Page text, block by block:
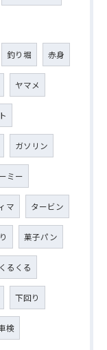
釣り堀 赤身
ヤマメ
ガソリン
ミー
マ タービン
菓子パン
くるくる
下回り
検